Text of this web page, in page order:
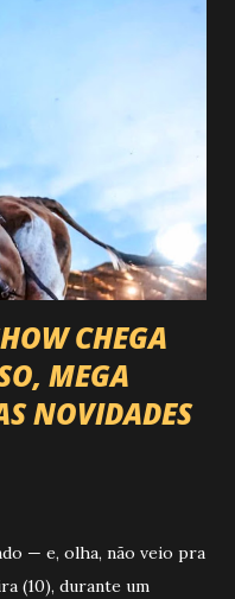
CHEGA
MEGA
NOVIDADES
— e, olha, não veio pra
(10), durante um